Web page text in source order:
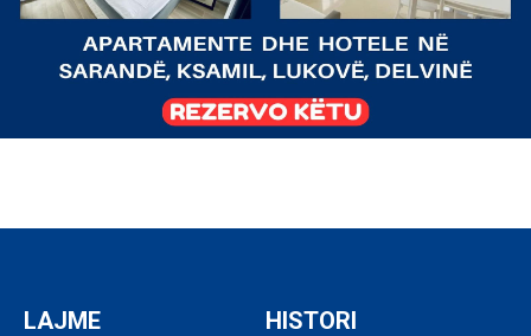
LAJME HISTORI